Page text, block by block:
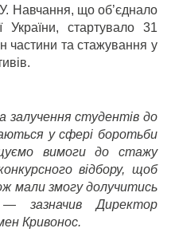
Навчання, що об’єднало
України, стартувало 31
частини та стажування у
залучення студентів до
у сфері боротьби
вимоги до стажу
відбору, щоб
мали змогу долучитись
зазначив Директор
Кривонос.